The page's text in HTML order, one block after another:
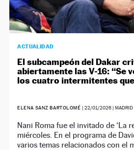
ACTUALIDAD
El subcampeón del Dakar
abiertamente las V-16: “Se
los cuatro intermitentes
ELENA SANZ BARTOLOMÉ | 22/01/2026| MADRID
Nani Roma fue el invitado de ‘La
miércoles. En el programa de
varios temas relacionados con el